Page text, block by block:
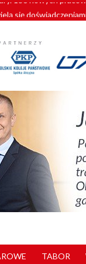
się
Vectrony na 230
pociągi od PESA.
180 nowych
TABOR